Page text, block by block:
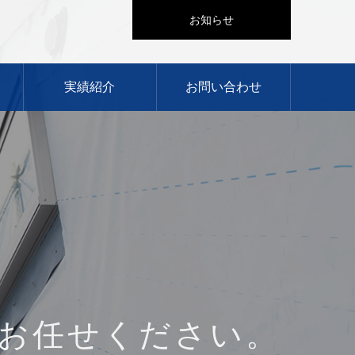
お知らせ
実績紹介 お問い合わせ
で